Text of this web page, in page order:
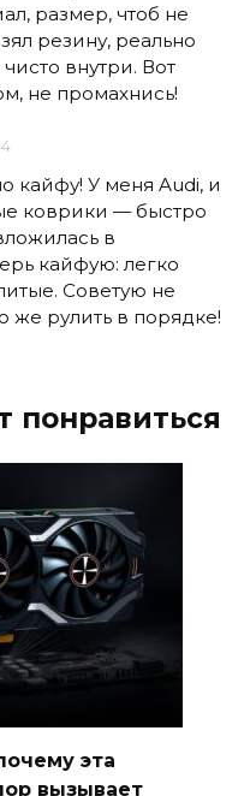
размер, чтоб не
резину, реально
внутри. Вот
не промахнись!
кайфу! У меня Audi, и
коврики — быстро
в
кайфую: легко
Советую не
же рулить в порядке!
понравиться
эта
вызывает